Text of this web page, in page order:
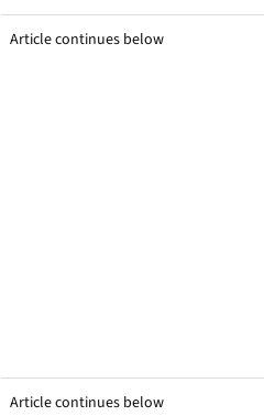
Article continues below
Article continues below